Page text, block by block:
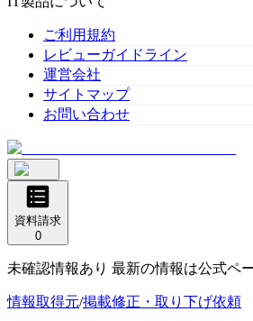
ご利用規約
レビューガイドライン
運営会社
サイトマップ
お問い合わせ
資料請求
0
未確認情報あり 最新の情報は公式ペ
情報取得元/掲載修正・取り下げ依頼